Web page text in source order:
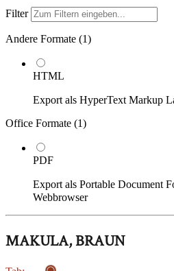
Filter
Andere Formate (1)
HTML
Export als HyperText Markup
Office Formate (1)
PDF
Export als Portable Document
Webbrowser
MAKULA, BRAUN